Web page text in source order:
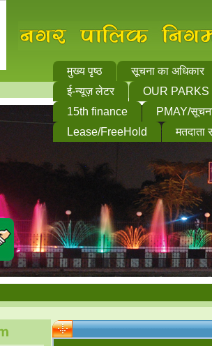
मुख्य पृष्ठ
सूचना का अधिकार
ई-न्यूज़ लेटर
OUR PARKS
15th finance
PMAY/
Lease/FreeHold